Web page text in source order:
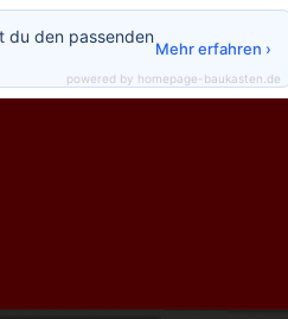
du den passenden
Mehr erfahren ›
powered by homepage-baukasten.de